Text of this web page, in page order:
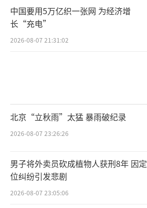
中国要用5万亿织一张网 为经济增
长“充电”
2026-08-07 21:31:02
北京“立秋雨”太猛 暴雨破纪录
2026-08-07 23:26:26
男子将外卖员砍成植物人获刑8年 因定
位纠纷引发悲剧
2026-08-07 23:05:06